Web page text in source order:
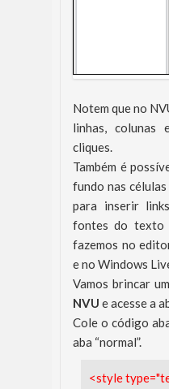
Notem que no
linhas, colunas
cliques.
Também é
fundo nas
para inserir
fontes do texto
fazemos no
e no Windows
Vamos brincar
NVU e acesse a
Cole o código
aba “normal”.
<style